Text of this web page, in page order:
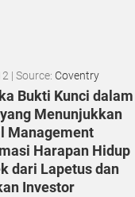
| Source: Coventry
Bukti Kunci dalam
Menunjukkan
Management
Harapan Hidup
dari Lapetus dan
Investor